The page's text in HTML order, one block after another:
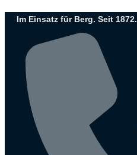
InhaltIm Einsatz für Berg. Seit 1872.